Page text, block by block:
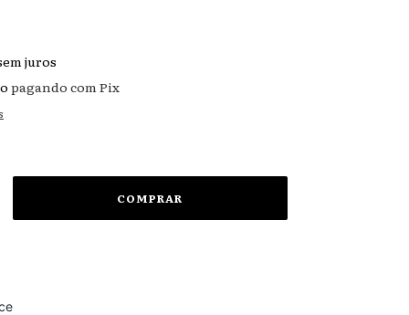
juros
pagando com Pix